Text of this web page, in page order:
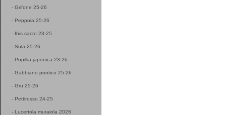
- Grifone 25-26
- Peppola 25-26
- Ibis sacro 23-25
- Sula 25-26
- Popillia japonica 23-26
- Gabbiano pontico 25-26
- Gru 25-26
- Pettirosso 24-25
- Lucertola muraiola 2026